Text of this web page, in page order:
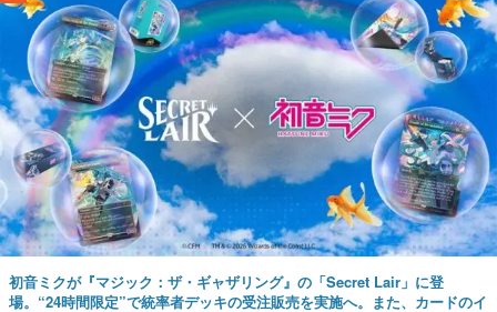
初音ミクが『マジック：ザ・ギャザリング』の「Secret Lair」に登
場。“24時間限定”で統率者デッキの受注販売を実施へ。また、カードのイ
ラストも公開。初音ミクのオリジナルデザイナーKEI氏をはじめ、さいと
うなおき氏、八三氏も参加